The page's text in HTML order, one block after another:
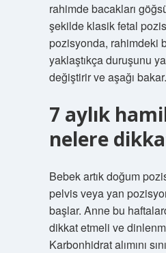
rahimde bacakları
şekilde klasik fetal
pozisyonda, rahimdeki
yaklaştıkça duruşunu
değiştirir ve aşağı bakar.
7 aylık
nelere
Bebek artık doğum
pelvis veya yan
başlar. Anne bu
dikkat etmeli ve
Karbonhidrat alımını